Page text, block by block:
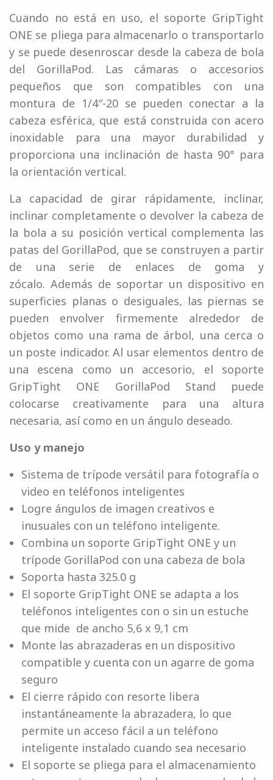
Cuando no está en uso, el soporte GripTight
ONE se pliega para almacenarlo o transportarlo
y se puede desenroscar desde la cabeza de bola
del GorillaPod. Las cámaras o accesorios
pequeños que son compatibles con una
montura de 1/4″-20 se pueden conectar a la
cabeza esférica, que está construida con acero
inoxidable para una mayor durabilidad y
proporciona una inclinación de hasta 90° para
la orientación vertical.
La capacidad de girar rápidamente, inclinar,
inclinar completamente o devolver la cabeza de
la bola a su posición vertical complementa las
patas del GorillaPod, que se construyen a partir
de una serie de enlaces de goma y
zócalo. Además de soportar un dispositivo en
superficies planas o desiguales, las piernas se
pueden envolver firmemente alrededor de
objetos como una rama de árbol, una cerca o
un poste indicador. Al usar elementos dentro de
una escena como un accesorio, el soporte
GripTight ONE GorillaPod Stand puede
colocarse creativamente para una altura
necesaria, así como en un ángulo deseado.
Uso y manejo
Sistema de trípode versátil para fotografía o
video en teléfonos inteligentes
Logre ángulos de imagen creativos e
inusuales con un teléfono inteligente.
Combina un soporte GripTight ONE y un
trípode GorillaPod con una cabeza de bola
Soporta hasta 325.0 g
El soporte GripTight ONE se adapta a los
teléfonos inteligentes con o sin un estuche
que mide de ancho 5,6 x 9,1 cm
Monte las abrazaderas en un dispositivo
compatible y cuenta con un agarre de goma
seguro
El cierre rápido con resorte libera
instantáneamente la abrazadera, lo que
permite un acceso fácil a un teléfono
inteligente instalado cuando sea necesario
El soporte se pliega para el almacenamiento